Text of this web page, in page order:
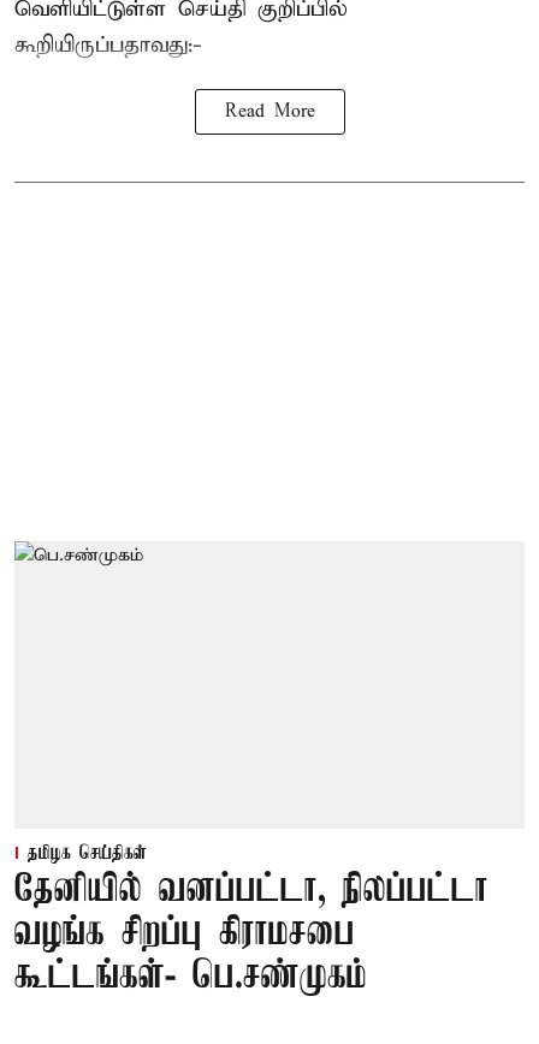
வெளியிட்டுள்ள செய்தி குறிப்பில்
கூறியிருப்பதாவது:-
Read More
தமிழக செய்திகள்
தேனியில் வனப்பட்டா, நிலப்பட்டா
வழங்க சிறப்பு கிராமசபை
கூட்டங்கள்- பெ.சண்முகம்